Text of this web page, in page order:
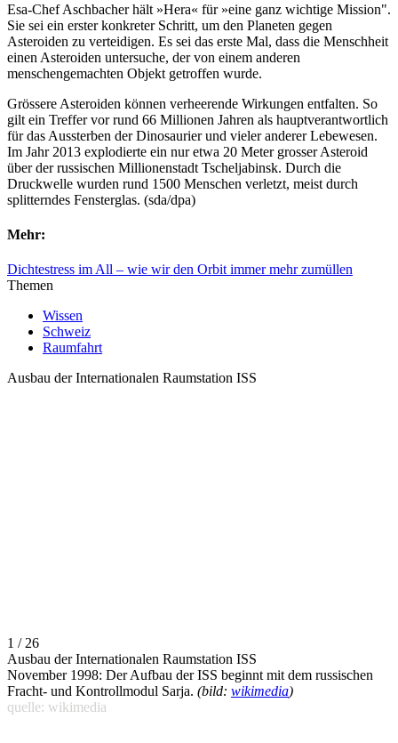
Esa-Chef Aschbacher hält »Hera« für »eine ganz wichtige Mission".
Sie sei ein erster konkreter Schritt, um den Planeten gegen
Asteroiden zu verteidigen. Es sei das erste Mal, dass die Menschheit
einen Asteroiden untersuche, der von einem anderen
menschengemachten Objekt getroffen wurde.
Grössere Asteroiden können verheerende Wirkungen entfalten. So
gilt ein Treffer vor rund 66 Millionen Jahren als hauptverantwortlich
für das Aussterben der Dinosaurier und vieler anderer Lebewesen.
Im Jahr 2013 explodierte ein nur etwa 20 Meter grosser Asteroid
über der russischen Millionenstadt Tscheljabinsk. Durch die
Druckwelle wurden rund 1500 Menschen verletzt, meist durch
splitterndes Fensterglas. (sda/dpa)
Mehr:
Dichtestress im All – wie wir den Orbit immer mehr zumüllen
Themen
Wissen
Schweiz
Raumfahrt
Ausbau der Internationalen Raumstation ISS
1 / 26
Ausbau der Internationalen Raumstation ISS
November 1998: Der Aufbau der ISS beginnt mit dem russischen
Fracht- und Kontrollmodul Sarja. (bild: wikimedia)
quelle: wikimedia